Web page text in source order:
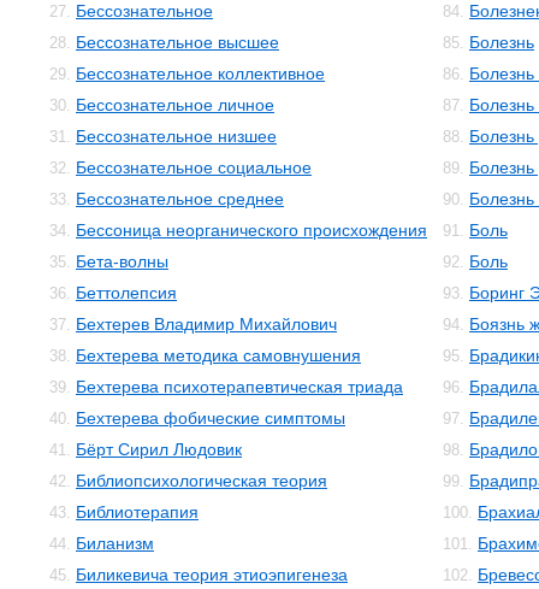
27. Бессознательное
28. Бессознательное высшее
29. Бессознательное коллективное
30. Бессознательное личное
31. Бессознательное низшее
32. Бессознательное социальное
33. Бессознательное среднее
34. Бессоница неорганического происхождения
35. Бета-волны
36. Беттолепсия
37. Бехтерев Владимир Михайлович
38. Бехтерева методика самовнушения
39. Бехтерева психотерапевтическая триада
40. Бехтерева фобические симптомы
41. Бёрт Сирил Людовик
42. Библиопсихологическая теория
43. Библиотерапия
44. Биланизм
45. Биликевича теория этиоэпигенеза
84.
85. Болезнь
86.
87.
88.
89.
90.
91. Боль
92. Боль
93. Боринг
94. Боязнь
95.
96.
97.
98.
99.
100.
101.
102.